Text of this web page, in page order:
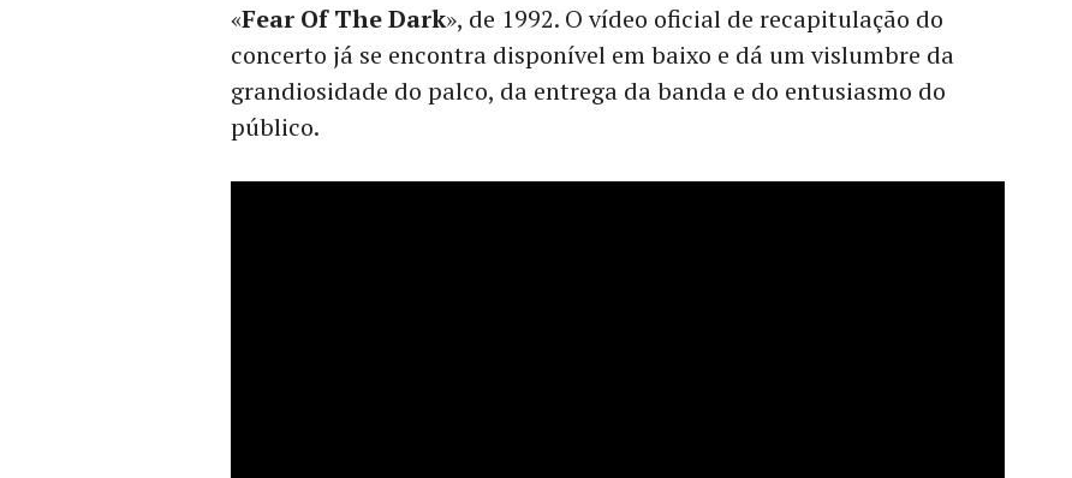
«Fear Of The Dark», de 1992. O vídeo oficial de recapitulação do
concerto já se encontra disponível em baixo e dá um vislumbre da
grandiosidade do palco, da entrega da banda e do entusiasmo do
público.